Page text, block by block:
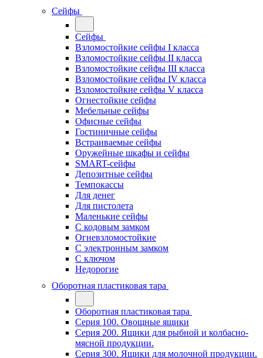
Сейфы
Сейфы
Взломостойкие сейфы I класса
Взломостойкие сейфы II класса
Взломостойкие сейфы III класса
Взломостойкие сейфы IV класса
Взломостойкие сейфы V класса
Огнестойкие сейфы
Мебельные сейфы
Офисные сейфы
Гостиничные сейфы
Встраиваемые сейфы
Оружейные шкафы и сейфы
SMART-сейфы
Депозитные сейфы
Темпокассы
Для денег
Для пистолета
Маленькие сейфы
С кодовым замком
Огневзломостойкие
С электронным замком
С ключом
Недорогие
Оборотная пластиковая тара
Оборотная пластиковая тара
Серия 100. Овощные ящики
Серия 200. Ящики для рыбной и колбасно-
мясной продукции.
Серия 300. Ящики для молочной продукции.